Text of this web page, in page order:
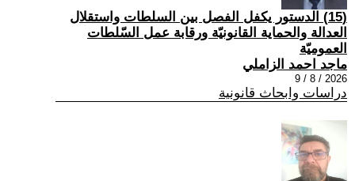
(15) الدستور يكفل الفصل بين السلطات واستقلال
العدالة والحماية القانونيّة ورقابة عمل السّلطات
العموميّة
ماجد احمد الزاملي
2026 / 8 / 9
دراسات وابحاث قانونية